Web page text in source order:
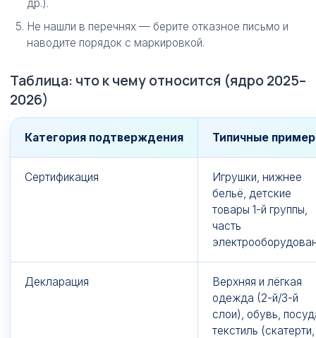
др.).
Не нашли в перечнях — берите отказное письмо и
наводите порядок с маркировкой.
Таблица: что к чему относится (ядро 2025–
2026)
Категория подтверждения Типичные
Сертификация
Игрушки, нижнее
бельё, детские
товары 1-й группы,
часть
Декларация
Верхняя и лёгкая
одежда (2-й/3-й
слои), обувь,
текстиль (скатерти,